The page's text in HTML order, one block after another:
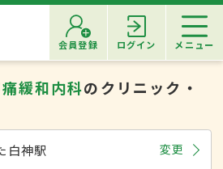
会員登録 ログイン メニュー
緩和内科のクリニック・
白神駅 変更